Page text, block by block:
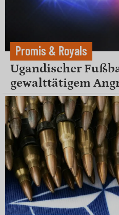
Promis & Royals
Ugandischer
gewalttätigem